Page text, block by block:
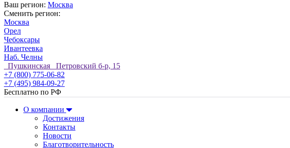
Ваш регион: Москва
Сменить регион:
Москва
Орел
Чебоксары
Ивантеевка
Наб. Челны
Пушкинская Петровский б-р, 15
+7 (800) 775-06-82
+7 (495) 984-09-27
Бесплатно по РФ
О компании
Достижения
Контакты
Новости
Благотворительность